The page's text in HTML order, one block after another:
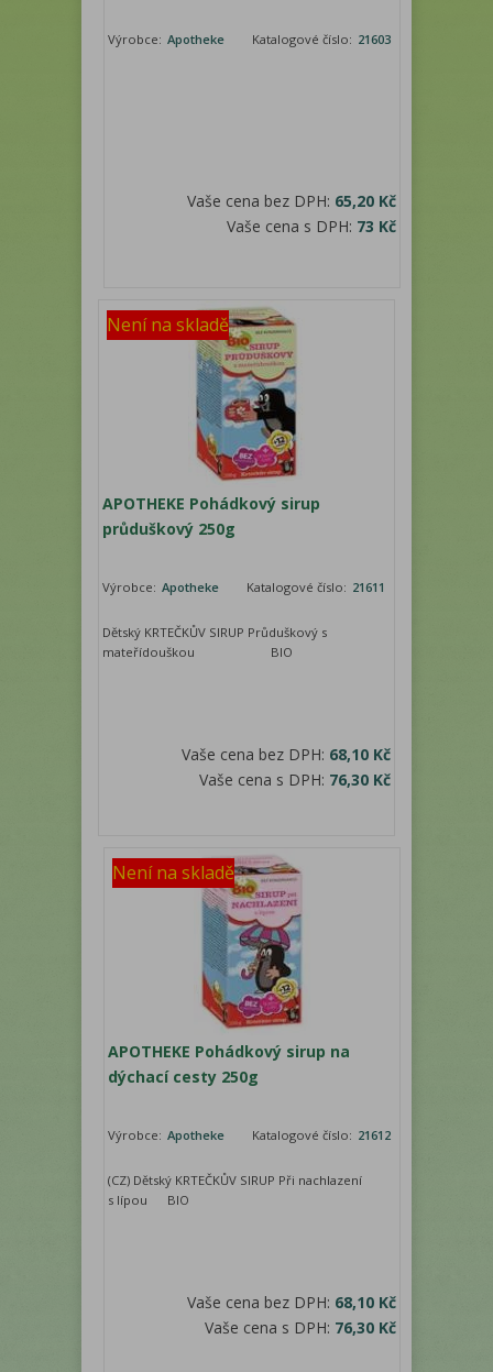
Výrobce: Apotheke Katalogové číslo: 21603
Vaše cena bez DPH: 65,20 Kč
Vaše cena s DPH: 73 Kč
Není na skladě
APOTHEKE Pohádkový sirup
průduškový 250g
Výrobce: Apotheke Katalogové číslo: 21611
Dětský KRTEČKŮV SIRUP Průduškový s
mateřídouškou BIO
Vaše cena bez DPH: 68,10 Kč
Vaše cena s DPH: 76,30 Kč
Není na skladě
APOTHEKE Pohádkový sirup na
dýchací cesty 250g
Výrobce: Apotheke Katalogové číslo: 21612
(CZ) Dětský KRTEČKŮV SIRUP Při nachlazení
s lípou BIO
Vaše cena bez DPH: 68,10 Kč
Vaše cena s DPH: 76,30 Kč